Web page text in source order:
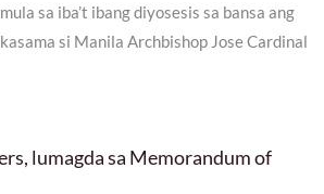
sa iba’t ibang diyosesis sa bansa ang
si Manila Archbishop Jose Cardinal
lumagda sa Memorandum of